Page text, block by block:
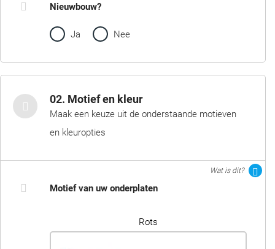
Nieuwbouw?
Ja Nee
02. Motief en kleur
Maak een keuze uit de onderstaande motieven
en kleuropties
Wat is dit?
Motief van uw onderplaten
Rots